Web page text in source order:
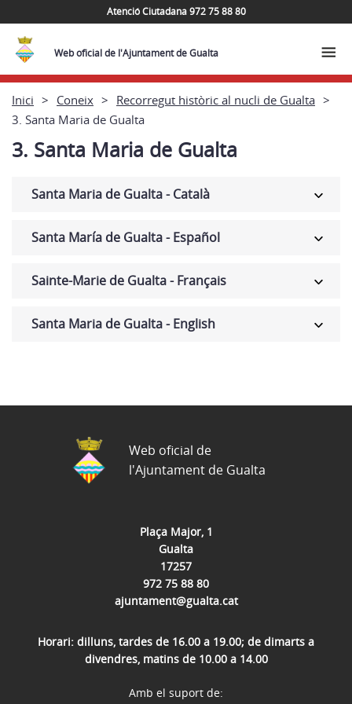
Atenció Ciutadana 972 75 88 80
Web oficial de l'Ajuntament de Gualta
Inici Coneix
Recorregut històric al nucli de Gualta
3. Santa Maria de Gualta
3. Santa Maria de Gualta
Santa Maria de Gualta - Català
Santa María de Gualta - Español
Sainte-Marie de Gualta - Français
Santa Maria de Gualta - English
Plaça Major, 1
Gualta
17257
972 75 88 80
ajuntament@gualta.cat
Horari: dilluns, tardes de 16.00 a 19.00; de dimarts a
divendres, matins de 10.00 a 14.00
Web oficial de
l'Ajuntament de Gualta
Amb el suport de: